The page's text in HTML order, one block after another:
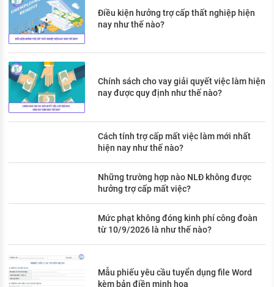
Điều kiện hưởng trợ cấp thất nghiệp hiện
nay như thế nào?
Chính sách cho vay giải quyết việc làm hiện
nay được quy định như thế nào?
Cách tính trợ cấp mất việc làm mới nhất
hiện nay như thế nào?
Những trường hợp nào NLĐ không được
hưởng trợ cấp mất việc?
Mức phạt không đóng kinh phí công đoàn
từ 10/9/2026 là như thế nào?
Mẫu phiếu yêu cầu tuyển dụng file Word
kèm bản điền minh họa